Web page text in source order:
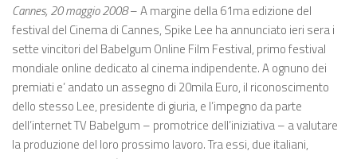
Cannes, 20 maggio 2008– A margine della 61ma edizione del
festival del Cinema di Cannes, Spike Lee ha annunciato ieri sera i
sette vincitori del Babelgum Online Film Festival, primo festival
mondiale online dedicato al cinema indipendente. A ognuno dei
premiati e’ andato un assegno di 20mila Euro, il riconoscimento
dello stesso Lee, presidente di giuria, e l’impegno da parte
dell’internet TV Babelgum – promotrice dell’iniziativa – a valutare
la produzione del loro prossimo lavoro. Tra essi, due italiani,